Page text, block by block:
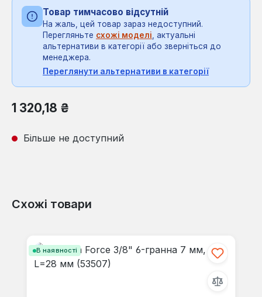
Товар тимчасово відсутній
На жаль, цей товар зараз недоступний.
Перегляньте схожі моделі, актуальні
альтернативи в категорії або зверніться до
менеджера.
Переглянути альтернативи в категорії
Звичайна ціна:
1 320,18 ₴
Більше не доступний
Схожі товари
В наявності